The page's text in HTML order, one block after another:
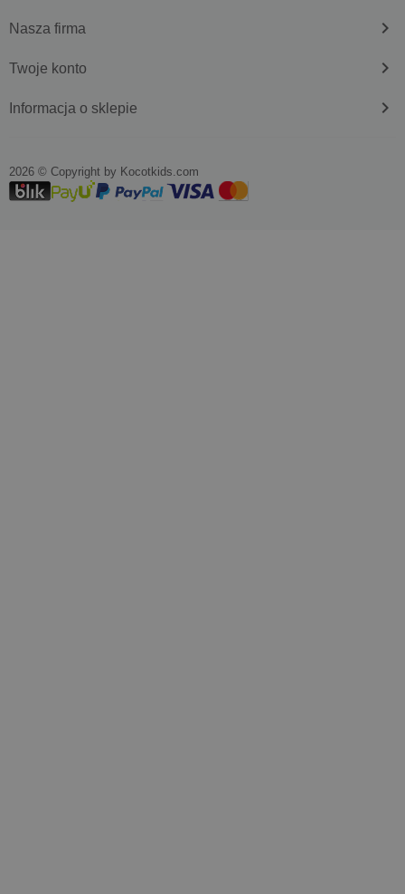
Nasza firma keyboard_arrow_right
Twoje konto keyboard_arrow_right
Informacja o sklepie keyboard_arrow_right
2026 © Copyright by kocotkids.com